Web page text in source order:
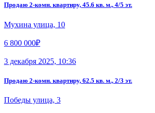
Продаю 2-комн. квартиру, 45.6 кв. м., 4/5 эт.
Мухина улица, 10
6 800 000₽
3 декабря 2025, 10:36
Продаю 2-комн. квартиру, 62.5 кв. м., 2/3 эт.
Победы улица, 3